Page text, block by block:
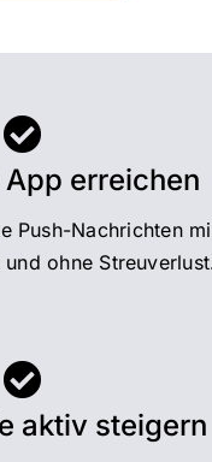
erreichen
Push-Nachrichten
ohne
aktiv steigern